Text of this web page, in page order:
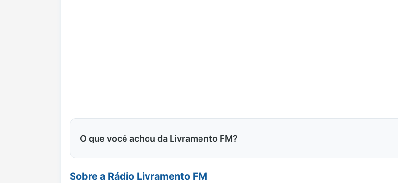
O que você achou da Livramento FM?
Sobre a Rádio Livramento FM